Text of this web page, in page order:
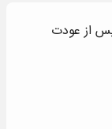
از عودت